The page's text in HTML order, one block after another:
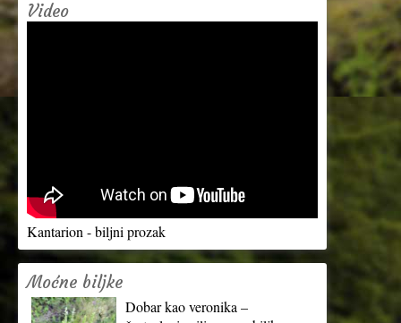
Video
Kantarion - biljni prozak
Moćne biljke
Dobar kao veronika –